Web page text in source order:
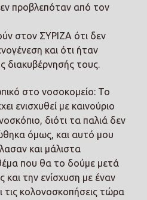
προβλεπόταν από τον
στον ΣΥΡΙΖΑ ότι δεν
και ότι ήταν
διακυβέρνησής τους.
στο νοσοκομείο: Το
ενισχυθεί με καινούριο
διότι τα παλιά δεν
όμως, και αυτό μου
και μάλιστα
που θα το δούμε μετά
και την ενίσχυση με έναν
τις κολονοσκοπήσεις τώρα